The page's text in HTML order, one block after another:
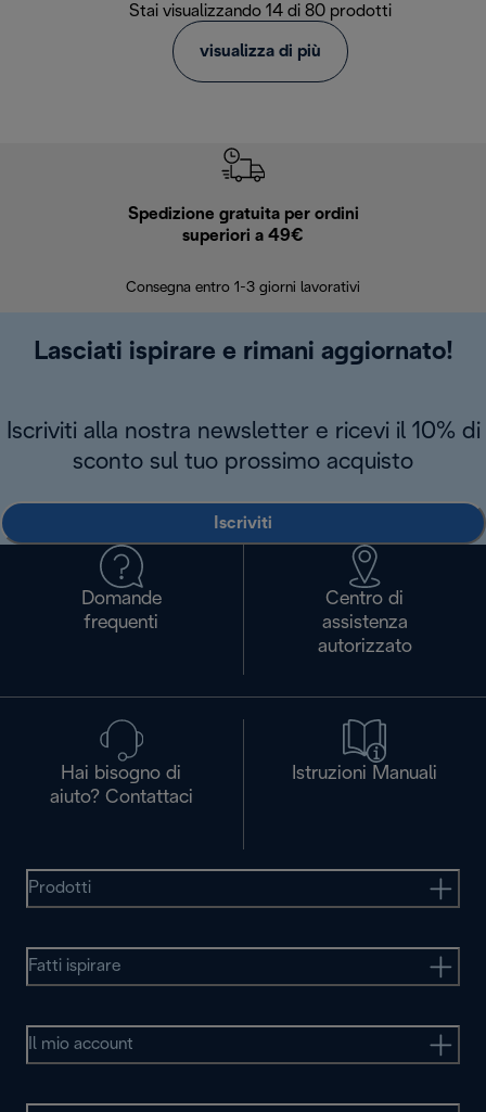
Stai visualizzando 14 di 80 prodotti
visualizza di più
Spedizione gratuita per ordini
superiori a 49€
Consegna entro 1-3 giorni lavorativi
Lasciati ispirare e rimani aggiornato!
Iscriviti alla nostra newsletter e ricevi il 10% di
sconto sul tuo prossimo acquisto
Iscriviti
Domande
frequenti
Centro di
assistenza
autorizzato
Hai bisogno di
aiuto? Contattaci
Istruzioni Manuali
Prodotti
Fatti ispirare
Il mio account